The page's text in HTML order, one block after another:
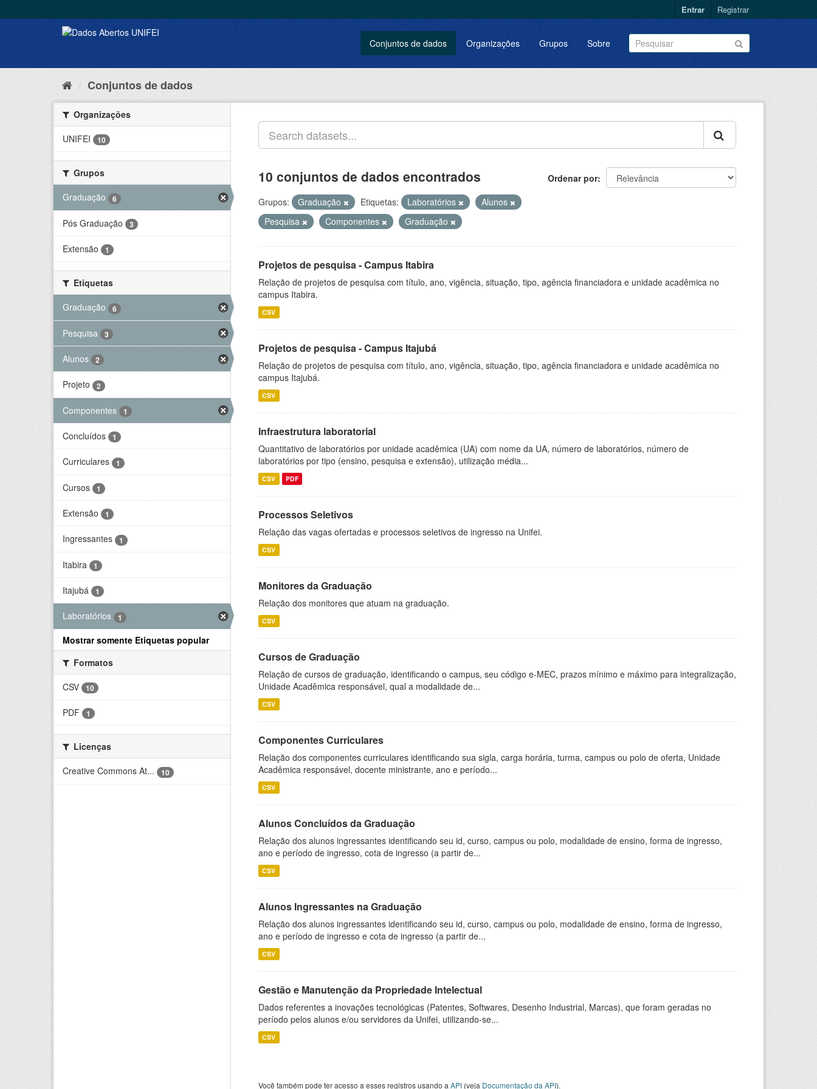
Entrar Registrar
Conjuntos de dados Organizações Grupos Sobre
Conjuntos de dados
Organizações
UNIFEI
10
Grupos
Graduação
6
Pós Graduação 3
Extensão 1
Etiquetas
Graduação
6
Pesquisa 3
Alunos 2
Projeto 2
Componentes 1
Concluídos 1
Curriculares 1
Cursos 1
Extensão 1
Ingressantes 1
Itabira 1
Itajubá 1
Laboratórios 1
Mostrar somente Etiquetas popular
Formatos
CSV
10
PDF 1
Licenças
Creative Commons At...
10
Ordenar por
10 conjuntos de dados encontrados
Grupos: Graduação Etiquetas: Laboratórios
Alunos
Pesquisa
Componentes Graduação
Projetos de pesquisa - Campus Itabira
Relação de projetos de pesquisa com título, ano, vigência, situação, tipo, agência financiadora e unidade acadêmica no
campus Itabira.
CSV
Projetos de pesquisa - Campus Itajubá
Relação de projetos de pesquisa com título, ano, vigência, situação, tipo, agência financiadora e unidade acadêmica no
campus Itajubá.
CSV
Infraestrutura laboratorial
Quantitativo de laboratórios por unidade acadêmica (UA) com nome da UA, número de laboratórios, número de
laboratórios por tipo (ensino, pesquisa e extensão), utilização média...
CSV PDF
Processos Seletivos
Relação das vagas ofertadas e processos seletivos de ingresso na Unifei.
CSV
Monitores da Graduação
Relação dos monitores que atuam na graduação.
CSV
Cursos de Graduação
Relação de cursos de graduação, identificando o campus, seu código e-MEC, prazos mínimo e máximo para integralização,
Unidade Acadêmica responsável, qual a modalidade de...
CSV
Componentes Curriculares
Relação dos componentes curriculares identificando sua sigla, carga horária, turma, campus ou polo de oferta, Unidade
Acadêmica responsável, docente ministrante, ano e período...
CSV
Alunos Concluídos da Graduação
Relação dos alunos ingressantes identificando seu id, curso, campus ou polo, modalidade de ensino, forma de ingresso,
ano e período de ingresso, cota de ingresso (a partir de...
CSV
Alunos Ingressantes na Graduação
Relação dos alunos ingressantes identificando seu id, curso, campus ou polo, modalidade de ensino, forma de ingresso,
ano e período de ingresso e cota de ingresso (a partir de...
CSV
Gestão e Manutenção da Propriedade Intelectual
Dados referentes a inovações tecnológicas (Patentes, Softwares, Desenho Industrial, Marcas), que foram geradas no
período pelos alunos e/ou servidores da Unifei, utilizando-se...
CSV
Você também pode ter acesso a esses registros usando a API (veja Documentação da API).